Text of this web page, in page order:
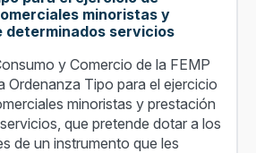
minoristas y
determinados servicios
y Comercio de la FEMP
Ordenanza Tipo para el ejercicio
minoristas y prestación
que pretende dotar a los
de un instrumento que les